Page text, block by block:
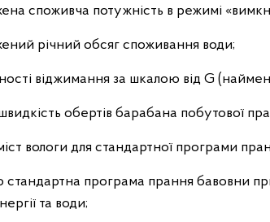
споживча потужність в режимі
річний обсяг споживання води;
віджимання за шкалою від G
обертів барабана побутової
вологи для стандартної програми
стандартна програма прання бавовни
та води;